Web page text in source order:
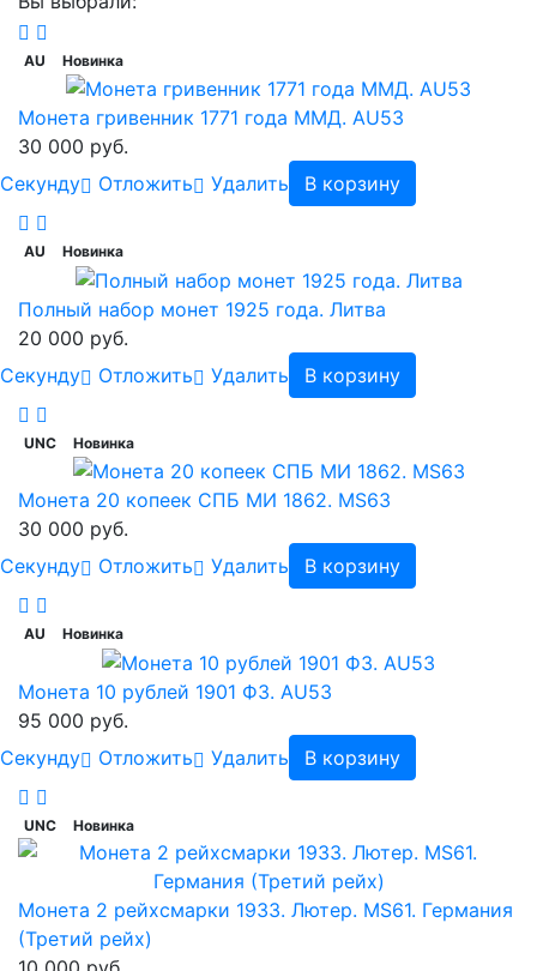
AU Новинка
Монета гривенник 1771 года ММД. AU53
30 000 руб.
Cекунду
Отложить Удалить В корзину
AU Новинка
Полный набор монет 1925 года. Литва
20 000 руб.
Cекунду
Отложить Удалить В корзину
UNC Новинка
Монета 20 копеек СПБ МИ 1862. MS63
30 000 руб.
Cекунду
Отложить Удалить В корзину
AU Новинка
Монета 10 рублей 1901 ФЗ. AU53
95 000 руб.
Cекунду
Отложить Удалить В корзину
UNC Новинка
Монета 2 рейхсмарки 1933. Лютер. MS61. Германия
(Третий рейх)